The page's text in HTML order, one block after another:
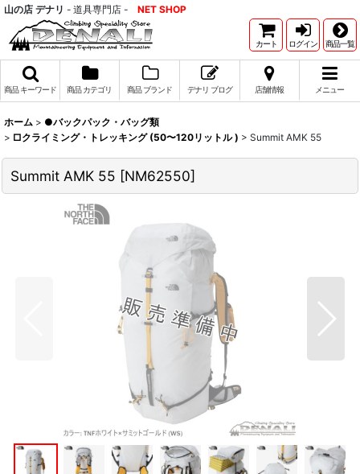
山の店 デナリ - 道具専門店 - NET SHOP
カート ログイン 商品一覧
商品 キーワード 商品 カテゴリ 商品 ブランド デナリ ブログ 店舗情報 メニュー
ホーム > ●バックパック・バッグ類
> □クライミング・トレッキング (50〜120リットル ) > Summit AMK 55
Summit AMK 55 [NM62550]